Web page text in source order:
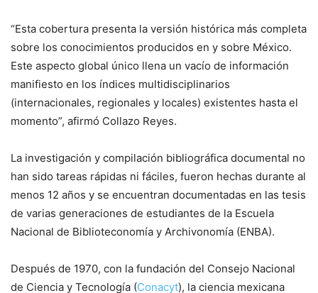
“Esta cobertura presenta la versión histórica más completa
sobre los conocimientos producidos en y sobre México.
Este aspecto global único llena un vacío de información
manifiesto en los índices multidisciplinarios
(internacionales, regionales y locales) existentes hasta el
momento”, afirmó Collazo Reyes.
La investigación y compilación bibliográfica documental no
han sido tareas rápidas ni fáciles, fueron hechas durante al
menos 12 años y se encuentran documentadas en las tesis
de varias generaciones de estudiantes de la Escuela
Nacional de Biblioteconomía y Archivonomía (ENBA).
Después de 1970, con la fundación del Consejo Nacional
de Ciencia y Tecnología (Conacyt), la ciencia mexicana